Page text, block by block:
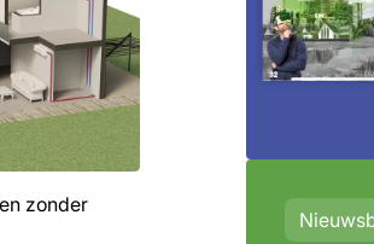
zonder